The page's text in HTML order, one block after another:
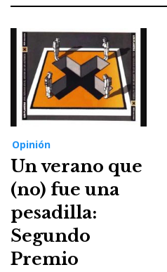
Opinión
Un verano que
(no) fue una
pesadilla:
Segundo
Premio